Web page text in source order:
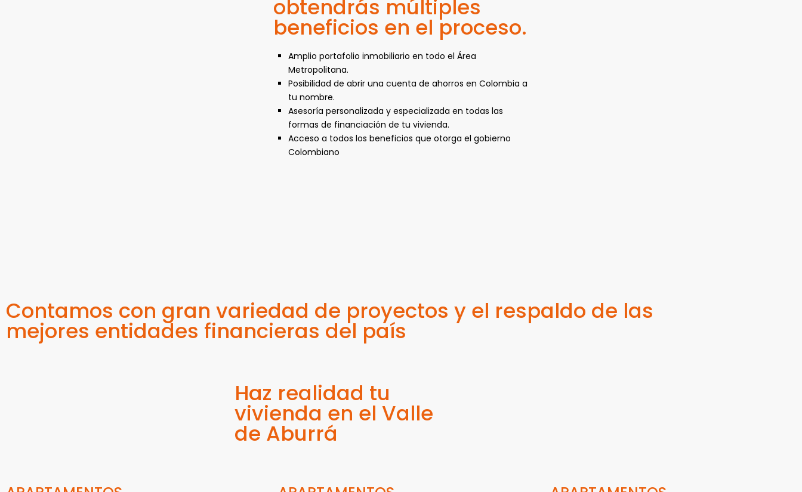
obtendrás múltiples
beneficios en el proceso.
Amplio portafolio inmobiliario en todo el Área
Metropolitana.
Posibilidad de abrir una cuenta de ahorros en Colombia a
tu nombre.
Asesoría personalizada y especializada en todas las
formas de financiación de tu vivienda.
Acceso a todos los beneficios que otorga el gobierno
Colombiano
Contamos con gran variedad de proyectos y el respaldo de las
mejores entidades financieras del país
Haz realidad tu
vivienda en el Valle
de Aburrá